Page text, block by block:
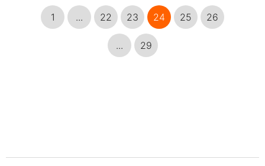
1 ... 22 23 24 25 26
... 29